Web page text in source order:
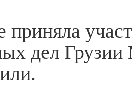
приняла
дел Грузии